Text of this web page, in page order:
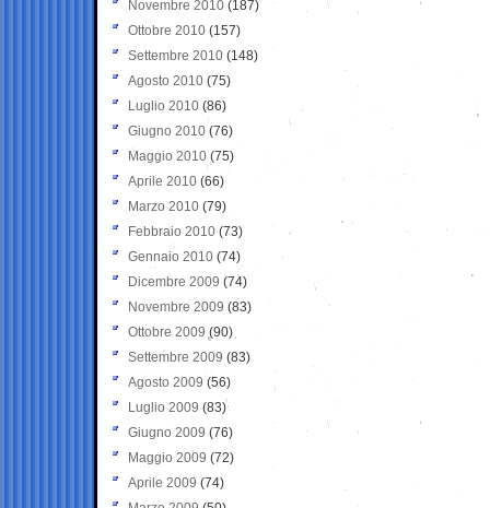
Novembre 2010 (187)
Ottobre 2010 (157)
Settembre 2010 (148)
Agosto 2010 (75)
Luglio 2010 (86)
Giugno 2010 (76)
Maggio 2010 (75)
Aprile 2010 (66)
Marzo 2010 (79)
Febbraio 2010 (73)
Gennaio 2010 (74)
Dicembre 2009 (74)
Novembre 2009 (83)
Ottobre 2009 (90)
Settembre 2009 (83)
Agosto 2009 (56)
Luglio 2009 (83)
Giugno 2009 (76)
Maggio 2009 (72)
Aprile 2009 (74)